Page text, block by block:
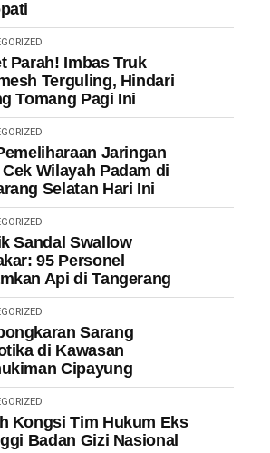
Parah! Imbas Truk
Terguling, Hindari
Tomang Pagi Ini
Jaringan
Wilayah Padam di
Selatan Hari Ini
Sandal Swallow
95 Personel
Api di Tangerang
Sarang
di Kawasan
Cipayung
Kongsi Tim Hukum Eks
Badan Gizi Nasional